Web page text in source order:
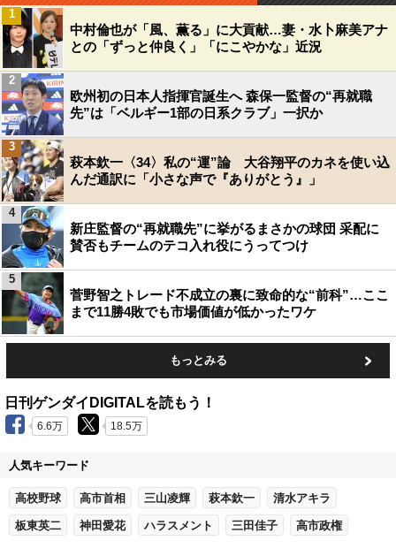
中村倫也が「風、薫る」に大貢献…妻・水卜麻美アナ
との「ずっと仲良く」「にこやかな」近況
1
欧州初の日本人指揮官誕生へ 森保一監督の“再就職
先”は「ベルギー1部の日系クラブ」一択か
2
萩本欽一〈34〉私の“運”論 大谷翔平のカネを使い込
んだ通訳に「小さな声で『ありがとう』」
3
新庄監督の“再就職先”に挙がるまさかの球団 采配に
賛否もチームのテコ入れ役にうってつけ
4
菅野智之トレード不成立の裏に致命的な“前科”…ここ
まで11勝4敗でも市場価値が低かったワケ
5
もっとみる
日刊ゲンダイDIGITALを読もう！
6.6万 18.5万
人気キーワード
高校野球 高市首相 三山凌輝 萩本欽一 清水アキラ
板東英二 神田愛花 ハラスメント 三田佳子 高市政権